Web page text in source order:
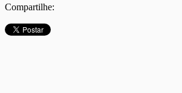
Compartilhe: